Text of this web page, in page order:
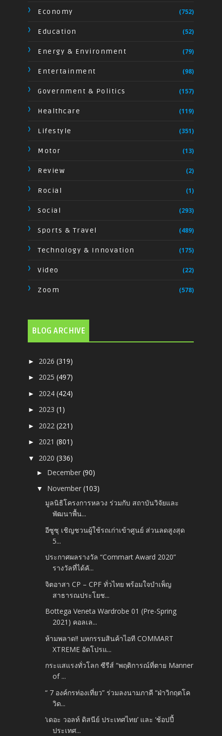
Economy (752)
Education (52)
Energy & Environment (79)
Entertainment (98)
Government & Politics (157)
Healthcare (119)
Lifestyle (351)
Motor (13)
Review (2)
Rocial (1)
Social (293)
Sports & Travel (489)
Technology & Innovation (175)
Video (22)
Zoom (578)
BLOG ARCHIVE
► 2026(319)
► 2025(497)
► 2024(424)
► 2023(1)
► 2022(221)
► 2021(801)
▼ 2020(336)
► December(90)
▼ November(103)
มูลนิธิโครงการหลวง ร่วมกับ สถาบันวิจัยและ
พัฒนาพื้น...
อีซูซุ เชิญชวนผู้ใช้รถเก่าเข้าศูนย์ ส่วนลดสูงสุด
5...
ประกาศผลรางวัล “Commart Award 2020”
รางวัลที่ได้คั...
จิตอาสา CP – CPF ทั่วไทย พร้อมใจบำเพ็ญ
สาธารณประโยช...
Bottega Veneta Wardrobe 01 (Pre-Spring
2021) คอลเล...
ห้ามพลาด!! มหกรรมสินค้าไอที COMMART
XTREME อัดโปรแ...
กระแสแรงทั่วโลก ซีรีส์ “พฤติการณ์ที่ตาย Manner
of ...
“ 7 องค์กรท่องเที่ยว” ร่วมลงนามภาคี “ฝ่าวิกฤตโค
วิด...
‘เดอะ วอลท์ ดิสนีย์ ประเทศไทย’ และ ‘ช้อปปี้
ประเทศ...